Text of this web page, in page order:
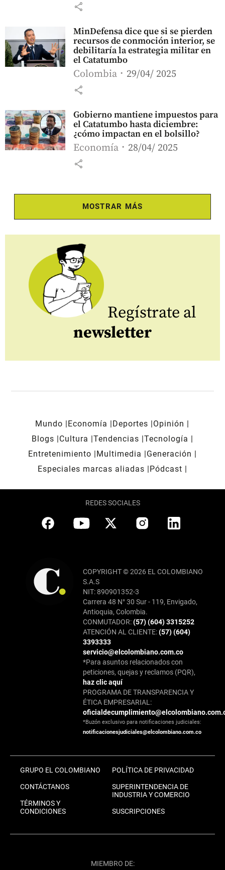
share
MinDefensa dice que si se pierden
recursos de conmoción interior, se
debilitaría la estrategia militar en
el Catatumbo
Colombia 29/04/ 2025
share
Gobierno mantiene impuestos para
el Catatumbo hasta diciembre:
¿cómo impactan en el bolsillo?
Economía 28/04/ 2025
share
MOSTRAR MÁS
Regístrate al
newsletter
Mundo Economía Deportes
Opinión
Blogs
Cultura Tendencias Tecnología
Entretenimiento
Multimedia
Generación
Especiales marcas aliadas
Pódcast
REDES SOCIALES
COPYRIGHT © 2026 EL COLOMBIANO
S.A.S
NIT: 890901352-3
Carrera 48 N° 30 Sur - 119, Envigado,
Antioquia, Colombia.
CONMUTADOR:(57) (604) 3315252
ATENCIÓN AL CLIENTE:(57) (604)
3393333
servicio@elcolombiano.com.co
*Para asuntos relacionados con
peticiones, quejas y reclamos (PQR),
haz clic aquí
PROGRAMA DE TRANSPARENCIA Y
ÉTICA EMPRESARIAL:
*Buzón exclusivo para notificaciones judiciales:
notificacionesjudiciales@elcolombiano.com.co
GRUPO EL COLOMBIANO
CONTÁCTANOS
TÉRMINOS Y
CONDICIONES
POLÍTICA DE PRIVACIDAD
SUPERINTENDENCIA DE
INDUSTRIA Y COMERCIO
SUSCRIPCIONES
MIEMBRO DE: